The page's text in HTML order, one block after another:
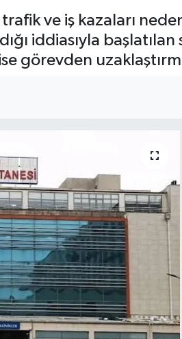
ve iş kazaları
iddiasıyla başlatılan
görevden